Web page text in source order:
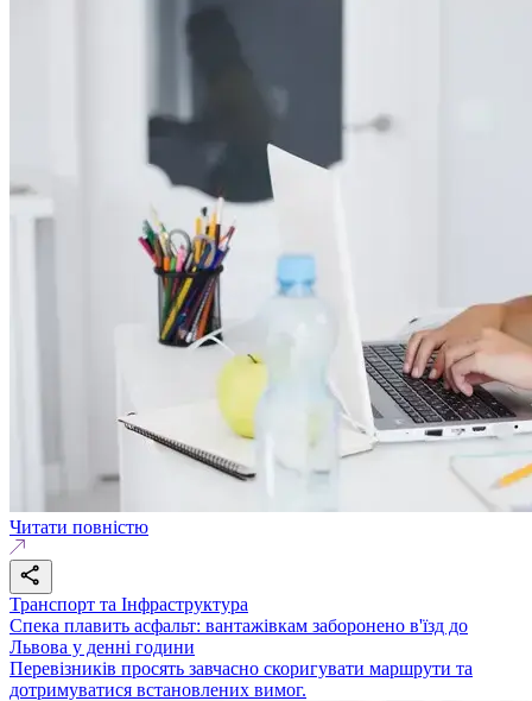
Читати повністю
Транспорт та Інфраструктура
Спека плавить асфальт: вантажівкам заборонено в'їзд до
Львова у денні години
Перевізників просять завчасно скоригувати маршрути та
дотримуватися встановлених вимог.